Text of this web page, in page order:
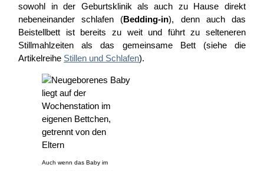
sowohl in der Geburtsklinik als auch zu Hause direkt
nebeneinander schlafen (Bedding-in), denn auch das
Beistellbett ist bereits zu weit und führt zu selteneren
Stillmahlzeiten als das gemeinsame Bett (siehe die
Artikelreihe Stillen und Schlafen).
Auch wenn das Baby im